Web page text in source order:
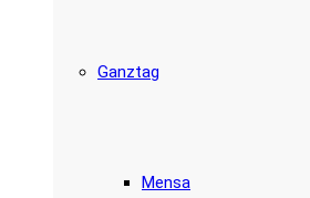
Ganztag
Mensa